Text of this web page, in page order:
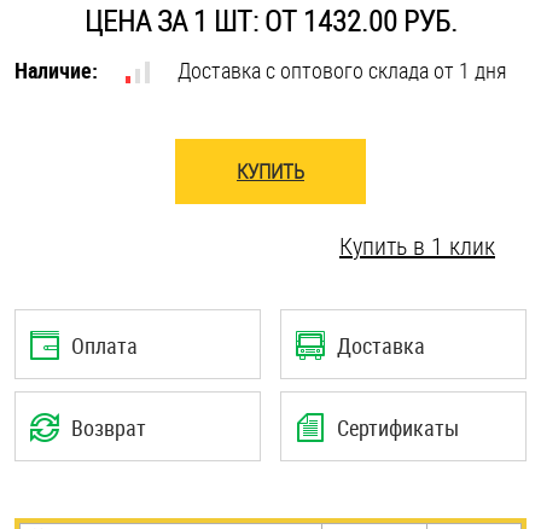
Стопорные кольца
Шплинты
Штифты и пальцы
ЦЕНА ЗА 1 ШТ: ОТ 1432.00 РУБ.
Наличие: Доставка с оптового склада от 1 дня
КУПИТЬ
Купить в 1 клик
Оплата Доставка
Возврат Сертификаты